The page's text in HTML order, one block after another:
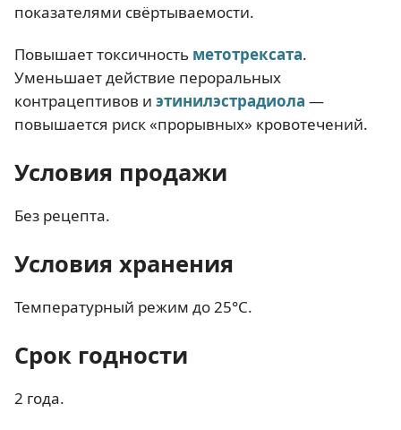
показателями свёртываемости.
Повышает токсичность метотрексата.
Уменьшает действие пероральных
контрацептивов и этинилэстрадиола —
повышается риск «прорывных» кровотечений.
Условия продажи
Без рецепта.
Условия хранения
Температурный режим до 25°С.
Срок годности
2 года.